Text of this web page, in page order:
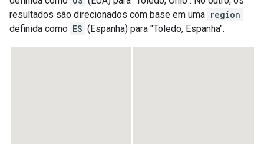
resultados são direcionados com base em uma region
definida como ES (Espanha) para "Toledo, Espanha".